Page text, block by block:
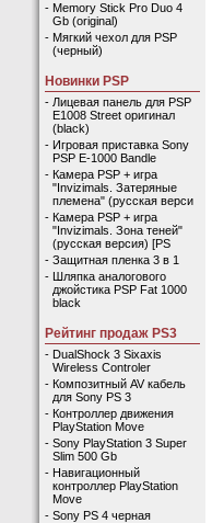
- Memory Stick Pro Duo 4
Gb (original)
- Мягкий чехол для PSP
(черный)
Новинки PSP
- Лицевая панель для PSP
E1008 Street оригинал
(black)
- Игровая приставка Sony
PSP E-1000 Bandle
- Камера PSP + игра
"Invizimals. Затеряные
племена" (русская верси
- Камера PSP + игра
"Invizimals. Зона теней"
(русская версия) [PS
- Защитная пленка 3 в 1
- Шляпка аналогового
джойстика PSP Fat 1000
black
Рейтинг продаж PS3
- DualShock 3 Sixaxis
Wireless Controler
- Композитный AV кабель
для Sony PS 3
- Контроллер движения
PlayStation Move
- Sony PlayStation 3 Super
Slim 500 Gb
- Навигационный
контроллер PlayStation
Move
- Sony PS 4 черная